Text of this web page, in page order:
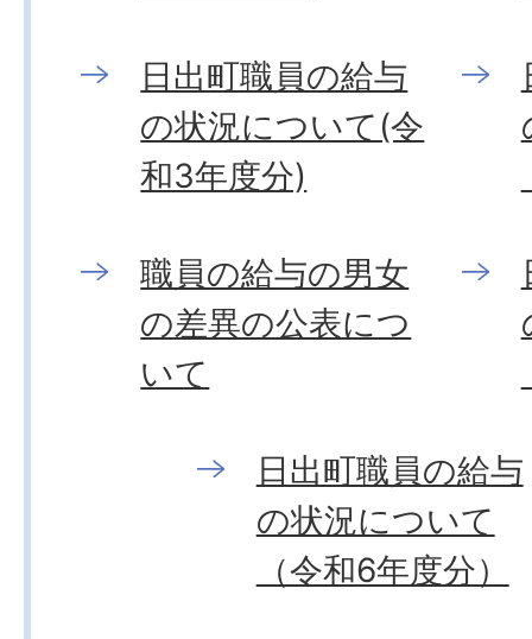
日出町職員の給与
の状況について(令
和3年度分)
職員の給与の男女
の差異の公表につ
いて
日出町職員の給与
の状況について
（令和6年度分）